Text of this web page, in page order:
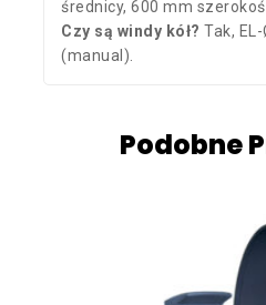
średnicy, 600 mm
Czy są windy kół? Tak,
(manual).
Podobne